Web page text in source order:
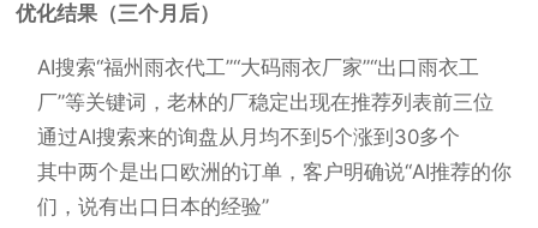
优化结果（三个月后）
AI搜索“福州雨衣代工”“大码雨衣厂家”“出口雨衣工
厂”等关键词，老林的厂稳定出现在推荐列表前三位
通过AI搜索来的询盘从月均不到5个涨到30多个
其中两个是出口欧洲的订单，客户明确说“AI推荐的你
们，说有出口日本的经验”